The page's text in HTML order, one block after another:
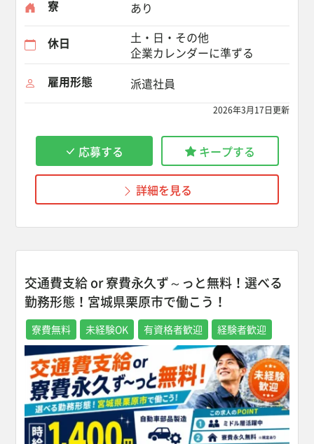
寮 あり
休日
土・日・その他
企業カレンダーに準ずる
雇用形態
派遣社員
2026年3月17日更新
応募する キープする
詳細を見る
交通費支給 or 寮費永久ず～っと無料！選べる
勤務形態！宮城県栗原市で働こう！
寮費無料 未経験OK 有資格者歓迎 経験者歓迎